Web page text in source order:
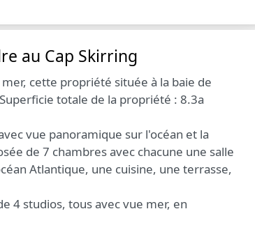
au Cap Skirring
cette propriété située à la baie de
totale de la propriété : 8.3a
vue panoramique sur l'océan et la
de 7 chambres avec chacune une salle
Atlantique, une cuisine, une terrasse,
4 studios, tous avec vue mer, en